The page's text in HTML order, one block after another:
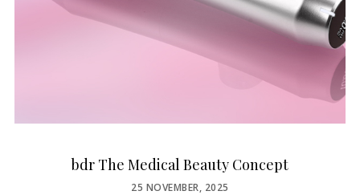
bdr The Medical Beauty Concept
POSTED
25 NOVEMBER, 2025